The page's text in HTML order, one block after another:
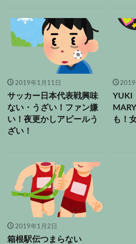
2019年1月11日
サッカー日本代表戦興味
ない・うざい！ファン嫌
い！夜更かしアピールう
ざい！
2019
YUKI
も！
2019年1月2日
箱根駅伝つまらない